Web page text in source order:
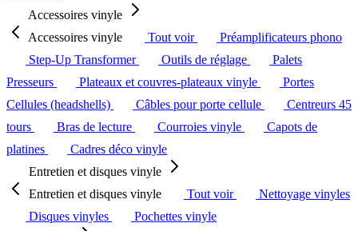
Accessoires vinyle
Accessoires vinyle
Tout voir
Préamplificateurs phono
Step-Up Transformer
Outils de réglage
Palets
Presseurs
Plateaux et couvres-plateaux vinyle
Portes
Cellules (headshells)
Câbles pour porte cellule
Centreurs 45
tours
Bras de lecture Courroies vinyle
Capots de
platines
Cadres déco vinyle
Entretien et disques vinyle
Entretien et disques vinyle
Tout voir
Nettoyage vinyles
Disques vinyles
Pochettes vinyle